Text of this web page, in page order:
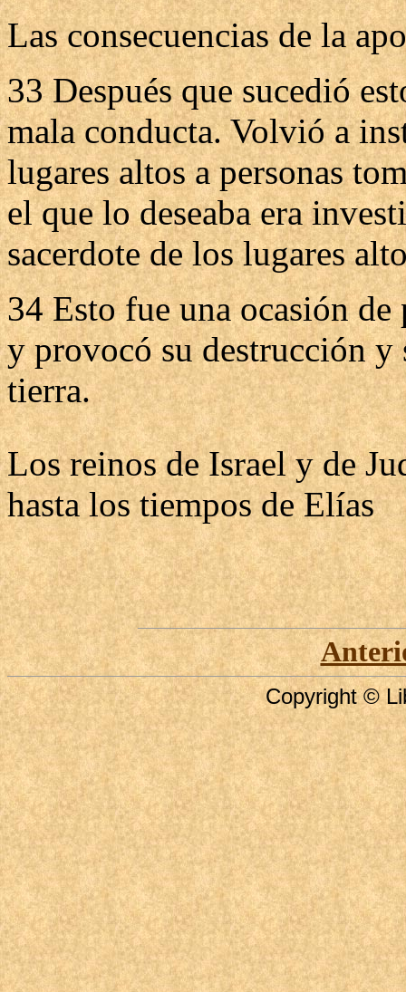
Las consecuencias de la
33 Después que sucedió
mala conducta. Volvió a
lugares altos a personas
el que lo deseaba era
sacerdote de los lugares
34 Esto fue una ocasión de
y provocó su destrucción
tierra.
Los reinos de Israel y de
hasta los tiempos de Elías
Copyright ©